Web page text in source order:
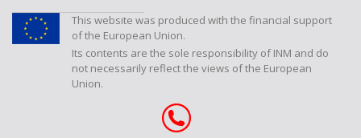
Laboratorul „Mărimi fizico-
chimice”
Laboratorul "Presiuni și forțe"
This website was produced with the financial support
of the European Union.
Its contents are the sole responsibility of INM and do
not necessarily reflect the views of the European
Union.